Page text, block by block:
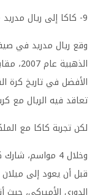
9- كاكا إلى ريال مدريد – 67 مليون يورو
الأفضل في تاريخ كرة
تعاقد فيه الريال مع
لكن تجربة كاكا مع
قبل أن يعود إلى